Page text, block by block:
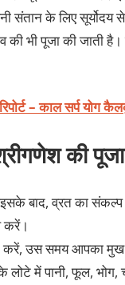
संतान के लिए
भी पूजा की जाती
– काल सर्प योग
की पूजा
बाद, व्रत का
करें।
उस समय आपका मुख
में पानी, फूल, भोग,